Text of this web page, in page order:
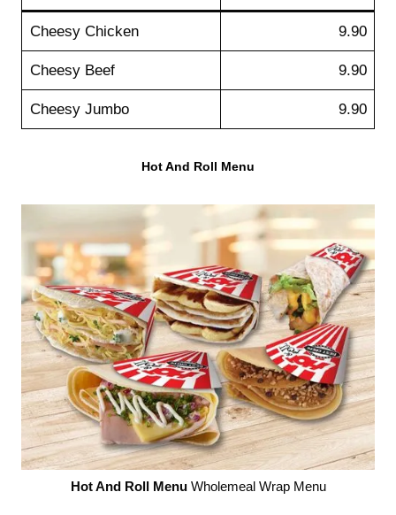
Cheesy Chicken 9.90
Cheesy Beef 9.90
Cheesy Jumbo 9.90
Hot And Roll Menu
Hot And Roll MenuWholemeal Wrap Menu